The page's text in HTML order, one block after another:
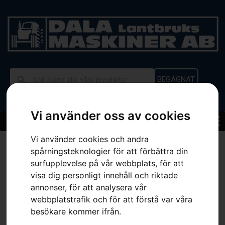
Vi använder oss av cookies
Vi använder cookies och andra
spårningsteknologier för att förbättra din
surfupplevelse på vår webbplats, för att
visa dig personligt innehåll och riktade
annonser, för att analysera vår
webbplatstrafik och för att förstå var våra
besökare kommer ifrån.
BEGAGNAT
»Sortiment»Hängslen med stropp